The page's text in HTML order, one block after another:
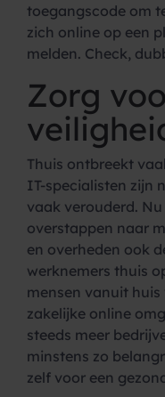
toegangscode om
zich online op een
melden. Check,
Zorg
Thuis ontbreekt
IT-specialisten zijn
vaak verouderd.
overstappen naar
en overheden ook
werknemers thuis
mensen vanuit
zakelijke online
steeds meer
minstens zo
zelf voor een